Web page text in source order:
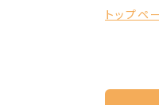
トップペ